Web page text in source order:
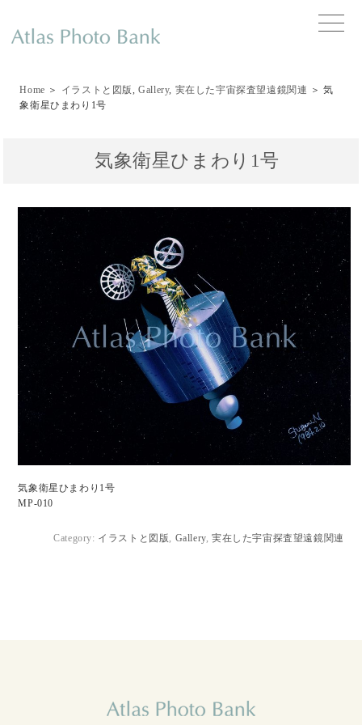
toggle
Home ＞ イラストと図版,Gallery, 実在した宇宙探査望遠鏡関連 ＞ 気
象衛星ひまわり1号
気象衛星ひまわり1号
気象衛星ひまわり1号
MP-010
Category: イラストと図版, Gallery,実在した宇宙探査望遠鏡関連